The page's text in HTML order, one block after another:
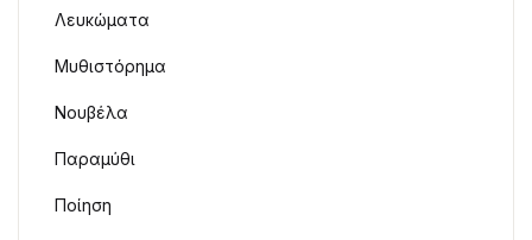
Λευκώματα
Μυθιστόρημα
Νουβέλα
Παραμύθι
Ποίηση